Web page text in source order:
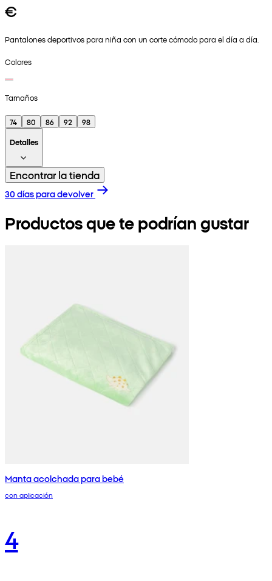
€
Pantalones deportivos para niña con un corte cómodo para el día a día.
Colores
Tamaños
74 80 86 92
98
Detalles
Encontrar la tienda
30 días para devolver
Productos que te podrían gustar
Manta acolchada para bebé
con aplicación
4